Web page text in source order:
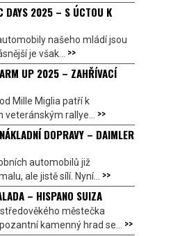
DAYS 2025 – S ÚCTOU K
našeho mládí jsou
je však... >>
UP 2025 – ZAHŘÍVACÍ
Mille Miglia patří k
veteránským rallye... >>
DOPRAVY – DAIMLER
automobilů již
ale jistě sílí. Nyní... >>
– HISPANO SUIZA
městečka
kamenný hrad se... >>